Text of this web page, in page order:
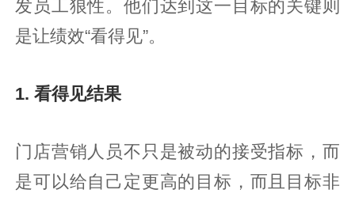
发员工狼性。他们达到这一目标的关键则
是让绩效“看得见”。
1. 看得见结果‍
门店营销人员不只是被动的接受指标，而
是可以给自己定更高的目标，而且目标非